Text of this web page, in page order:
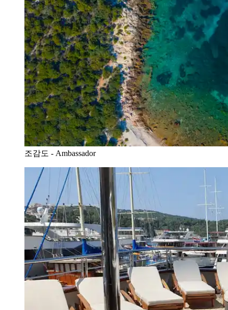
조감도 - Ambassador